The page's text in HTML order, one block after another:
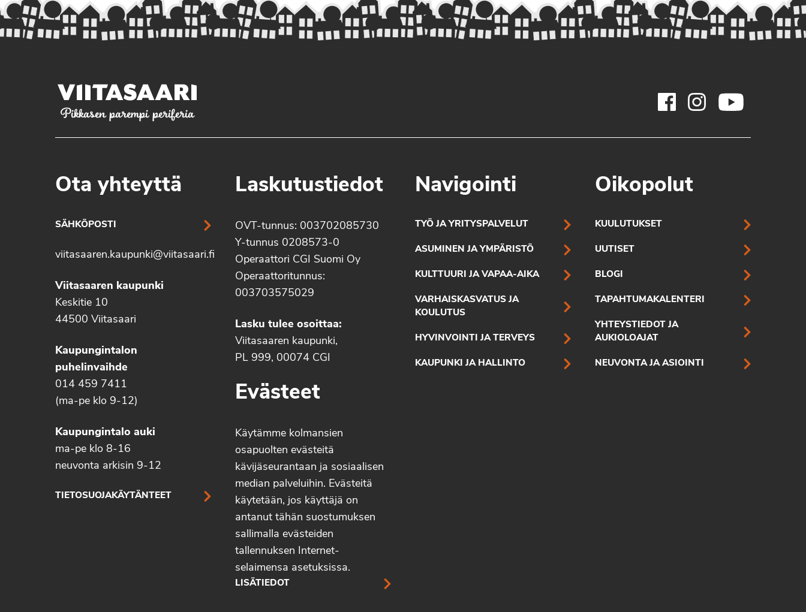
Pikkasen parempi periferia
Ota yhteyttä
SÄHKÖPOSTI
viitasaaren.kaupunki@viitasaari.fi
Viitasaaren kaupunki
Keskitie 10
44500 Viitasaari
Kaupungintalon
puhelinvaihde
014 459 7411
(ma-pe klo 9-12)
Kaupungintalo auki
ma-pe klo 8-16
neuvonta arkisin 9-12
TIETOSUOJAKÄYTÄNTEET
Laskutustiedot
OVT-tunnus: 003702085730
Y-tunnus 0208573-0
Operaattori CGI Suomi Oy
Operaattoritunnus:
003703575029
Lasku tulee osoittaa:
Viitasaaren kaupunki,
PL 999, 00074 CGI
Evästeet
Käytämme kolmansien
osapuolten evästeitä
kävijäseurantaan ja sosiaalisen
median palveluihin. Evästeitä
käytetään, jos käyttäjä on
antanut tähän suostumuksen
sallimalla evästeiden
tallennuksen Internet-
selaimensa asetuksissa.
LISÄTIEDOT
Navigointi
TYÖ JA YRITYSPALVELUT
ASUMINEN JA YMPÄRISTÖ
KULTTUURI JA VAPAA-AIKA
VARHAISKASVATUS JA
KOULUTUS
HYVINVOINTI JA TERVEYS
KAUPUNKI JA HALLINTO
Oikopolut
KUULUTUKSET
UUTISET
BLOGI
TAPAHTUMAKALENTERI
YHTEYSTIEDOT JA
AUKIOLOAJAT
NEUVONTA JA ASIOINTI